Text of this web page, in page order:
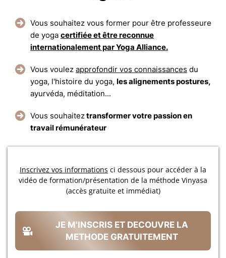
Vous souhaitez vous former pour être professeure
de yoga certifiée et être reconnue
internationalement par Yoga Alliance.
Vous voulez approfondir vos connaissances du
yoga, l'histoire du yoga, les alignements postures,
ayurvéda, méditation...
Vous souhaiteztransformer votre passion en
travail rémunérateur
Inscrivez vos informations ci dessous pour accéder à la
vidéo de formation/présentation de la méthode Vinyasa
(accès gratuite et immédiat)
JE M'INSCRIS ET DECOUVRE LA
METHODE GRATUITEMENT